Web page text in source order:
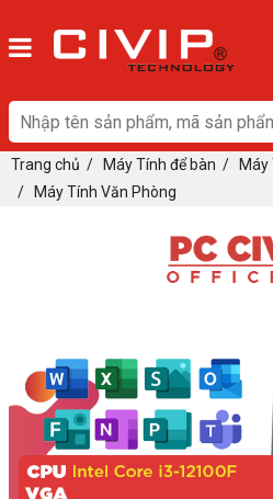
Trang chủ / Máy Tính để bàn /
Máy
/
Máy Tính Văn Phòng